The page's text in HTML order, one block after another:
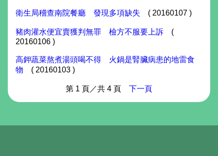
衛生局稽查南院餐廳 發現多項缺失 ( 20160107 )
豬肉灌水便宜賣獲判無罪 檢方不服要上訴 (
20160106 )
高鉀蔬菜熬煮湯頭喝不得 火鍋是腎臟病患的地雷食
物 ( 20160103 )
第 1 頁／共 4 頁 下一頁